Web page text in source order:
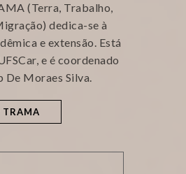
(Terra, Trabalho,
dedica-se à
e extensão. Está
e é coordenado
De Moraes Silva.